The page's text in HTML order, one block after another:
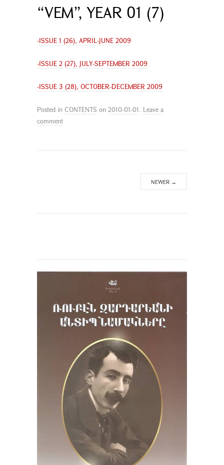
“VEM”, YEAR 01 (7)
-ISSUE 1 (26), APRIL-JUNE 2009
-ISSUE 2 (27), JULY-SEPTEMBER 2009
-ISSUE 3 (28), OCTOBER-DECEMBER 2009
Posted in CONTENTS on 2010-01-01. Leave a
comment
NEWER →